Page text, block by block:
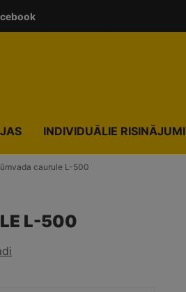
INDIVIDUĀLIE RISINĀJUMI
caurule L-500
L-500